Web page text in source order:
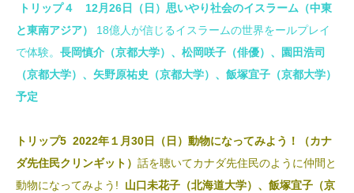
トリップ４ 12月26日（日）思いやり社会のイスラーム（中東
と東南アジア） 18億人が信じるイスラームの世界をールプレイ
で体験。 長岡慎介（京都大学）、松岡咲子（俳優）、園田浩司
（京都大学）、矢野原祐史（京都大学）、飯塚宜子（京都大学）
予定
トリップ5 2022年１月30日（日）動物になってみよう！（カナ
ダ先住民クリンギット） 話を聴いてカナダ先住民のように仲間と
動物になってみよう! 山口未花子（北海道大学）、飯塚宜子（京